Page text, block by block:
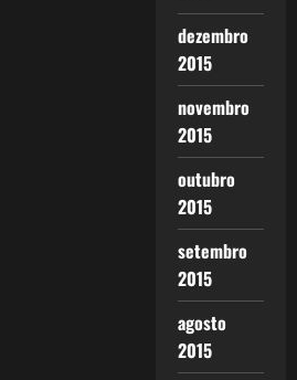
dezembro
2015
novembro
2015
outubro
2015
setembro
2015
agosto
2015